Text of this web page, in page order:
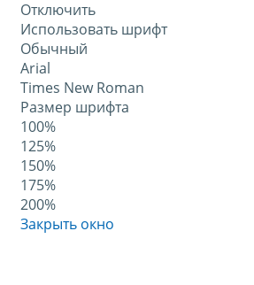
Отключить
Использовать шрифт
Обычный
Arial
Times New Roman
Размер шрифта
100%
125%
150%
175%
200%
Закрыть окно